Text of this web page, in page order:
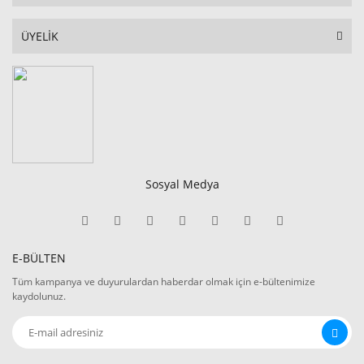
ÜYELİK
Sosyal Medya
E-BÜLTEN
Tüm kampanya ve duyurulardan haberdar olmak için e-bültenimize
kaydolunuz.